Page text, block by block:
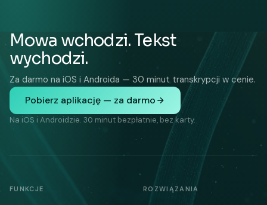
Mowa wchodzi. Tekst
wychodzi.
Za darmo na iOS i Androida — 30 minut transkrypcji w cenie.
Pobierz aplikację — za darmo
Na iOS i Androidzie. 30 minut bezpłatnie, bez karty.
FUNKCJE ROZWIĄZANIA